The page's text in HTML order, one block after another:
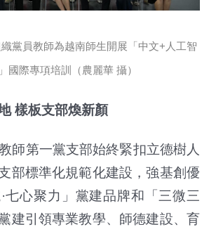
黨員教師為越南師生開展「中文+人工智
國際專項培訓（農麗華 攝）
樣板支部煥新顏
師第一黨支部始終緊扣立德樹人
部標準化規範化建設，強基創優
七心聚力」黨建品牌和「三微三
建引領專業教學、師德建設、育